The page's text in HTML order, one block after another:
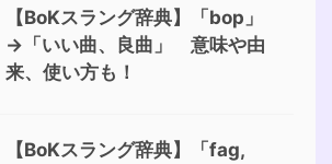
【BoKスラング辞典】「bop」
→「いい曲、良曲」 意味や由
来、使い方も！
【BoKスラング辞典】「fag,